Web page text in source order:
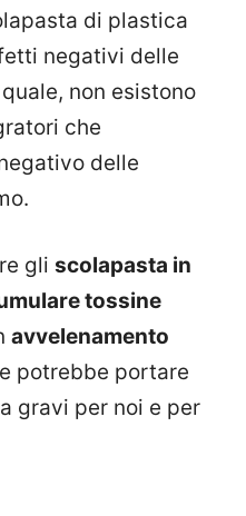
di plastica
negativi delle
non esistono
che
delle
gli scolapasta in
tossine
avvelenamento
potrebbe portare
gravi per noi e per